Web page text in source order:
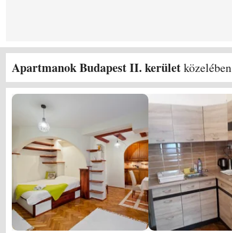
Apartmanok Budapest II. kerületközelében